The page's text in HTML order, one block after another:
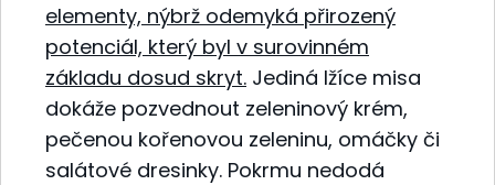
elementy, nýbrž odemyká přirozený
potenciál, který byl v surovinném
základu dosud skryt. Jediná lžíce misa
dokáže pozvednout zeleninový krém,
pečenou kořenovou zeleninu, omáčky či
salátové dresinky. Pokrmu nedodá